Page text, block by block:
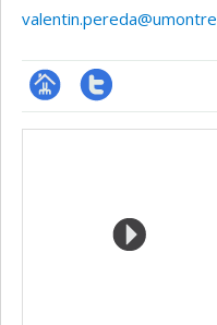
Page Compte
Médias